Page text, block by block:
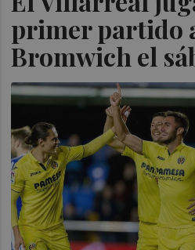
primer partido
Bromwich el